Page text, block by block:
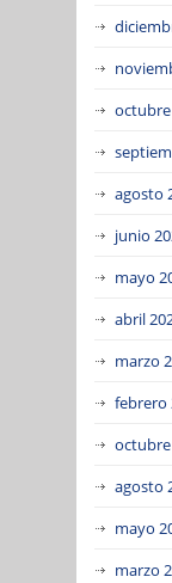
octubre
agosto
junio
mayo
abril
marzo
febrero
agosto
mayo
marzo